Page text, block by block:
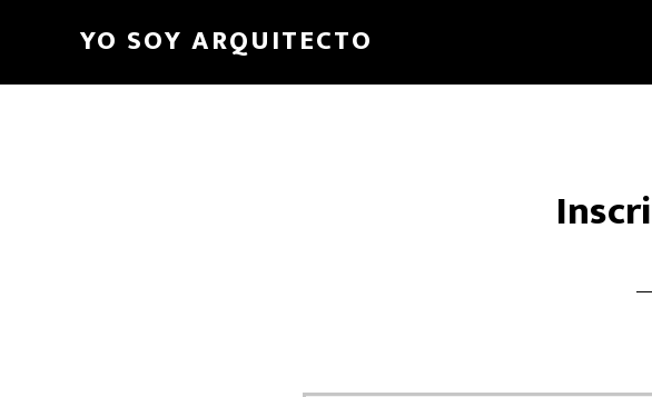
YO SOY ARQUITECTO
Main
navigation